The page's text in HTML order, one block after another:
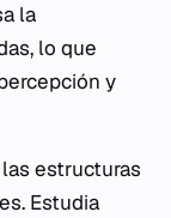
la
lo que
y
estructuras
Estudia